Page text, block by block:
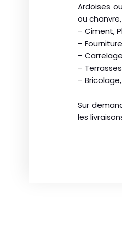
Ardoises
ou
– Ciment,
–
–
–
–
Sur
les